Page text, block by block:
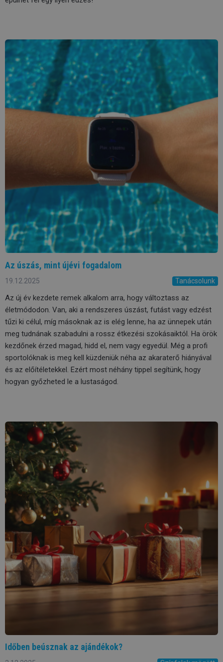
Az úszás, mint újévi fogadalom
19.12.2025 Tanácsolunk
Az új év kezdete remek alkalom arra, hogy változtass az
életmódodon. Van, aki a rendszeres úszást, futást vagy edzést
tűzi ki célul, míg másoknak az is elég lenne, ha az ünnepek után
meg tudnának szabadulni a rossz étkezési szokásaiktól. Ha örök
kezdőnek érzed magad, hidd el, nem vagy egyedül. Még a profi
sportolóknak is meg kell küzdeniük néha az akaraterő hiányával
és az előítéletekkel. Ezért most néhány tippel segítünk, hogy
hogyan győzheted le a lustaságod.
Időben beúsznak az ajándékok?